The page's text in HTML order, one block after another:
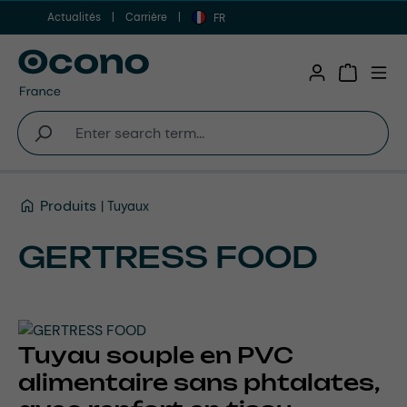
Aller au contenu principal
Actualités Carrière FR
Produits Tuyaux
GERTRESS FOOD
Tuyau souple en PVC
alimentaire sans phtalates,